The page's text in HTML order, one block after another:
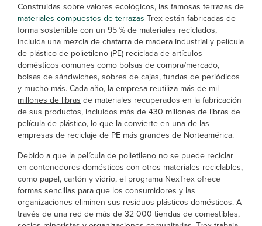
Construidas sobre valores ecológicos, las famosas terrazas de
materiales compuestos de terrazas Trex están fabricadas de
forma sostenible con un 95 % de materiales reciclados,
incluida una mezcla de chatarra de madera industrial y película
de plástico de polietileno (PE) reciclada de artículos
domésticos comunes como bolsas de compra/mercado,
bolsas de sándwiches, sobres de cajas, fundas de periódicos
y mucho más. Cada año, la empresa reutiliza más de mil
millones de libras de materiales recuperados en la fabricación
de sus productos, incluidos más de 430 millones de libras de
película de plástico, lo que la convierte en una de las
empresas de reciclaje de PE más grandes de Norteamérica.
Debido a que la película de polietileno no se puede reciclar
en contenedores domésticos con otros materiales reciclables,
como papel, cartón y vidrio, el programa NexTrex ofrece
formas sencillas para que los consumidores y las
organizaciones eliminen sus residuos plásticos domésticos. A
través de una red de más de 32 000 tiendas de comestibles,